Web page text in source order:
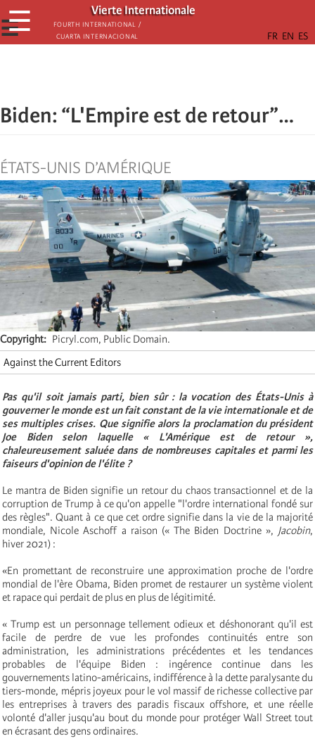
Skip
to
main
Vierte Internationale
Fourth International /
Cuarta Internacional
☰
☰
Biden: “L'Empire est de retour”…
ÉTATS-UNIS D’AMÉRIQUE
Copyright
Picryl.com, Public Domain.
Against the Current Editors
Pas qu'il soit jamais parti, bien sûr : la vocation des États-Unis à
gouverner le monde est un fait constant de la vie internationale et de
ses multiples crises. Que signifie alors la proclamation du président
Joe Biden selon laquelle « L'Amérique est de retour »,
chaleureusement saluée dans de nombreuses capitales et parmi les
faiseurs d'opinion de l'élite ?
Le mantra de Biden signifie un retour du chaos transactionnel et de la
corruption de Trump à ce qu'on appelle "l'ordre international fondé sur
des règles". Quant à ce que cet ordre signifie dans la vie de la majorité
mondiale, Nicole Aschoff a raison (« The Biden Doctrine », Jacobin,
hiver 2021) :
«En promettant de reconstruire une approximation proche de l'ordre
mondial de l'ère Obama, Biden promet de restaurer un système violent
et rapace qui perdait de plus en plus de légitimité.
« Trump est un personnage tellement odieux et déshonorant qu'il est
facile de perdre de vue les profondes continuités entre son
administration, les administrations précédentes et les tendances
probables de l'équipe Biden : ingérence continue dans les
gouvernements latino-américains, indifférence à la dette paralysante du
tiers-monde, mépris joyeux pour le vol massif de richesse collective par
les entreprises à travers des paradis fiscaux offshore, et une réelle
volonté d'aller jusqu'au bout du monde pour protéger Wall Street tout
en écrasant des gens ordinaires.